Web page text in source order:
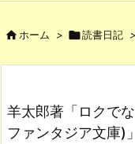
ホーム > 読書日記 >
羊太郎著「ロクで
ファンタジア文